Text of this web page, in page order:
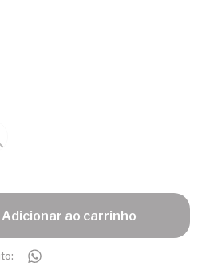
Adicionar ao carrinho